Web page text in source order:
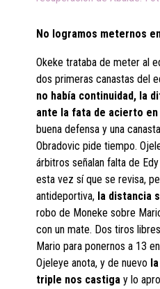
No logramos meternos
Okeke trataba de meter al
dos primeras canastas del
no había continuidad, la
ante la fata de acierto
buena defensa y una
Obradovic pide tiempo.
árbitros señalan falta de
esta vez sí que se revisa,
antideportiva, la distancia
robo de Moneke sobre
con un mate. Dos tiros
Mario para ponernos a 13
Ojeleye anota, y de nuevo
triple nos castiga y lo